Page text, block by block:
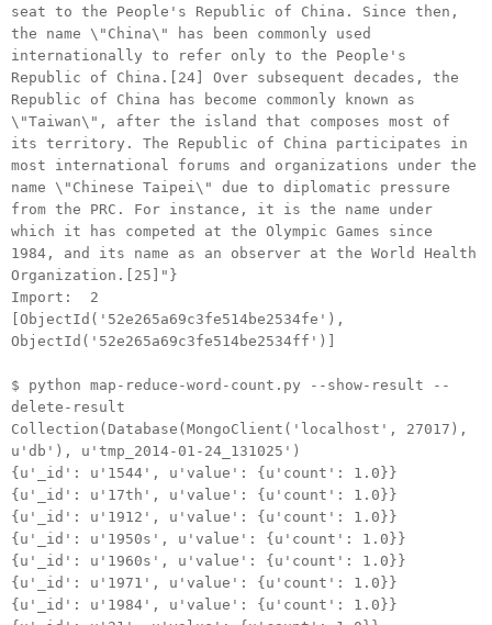
seat to the People's Republic of China. Since then,
the name \"China\" has been commonly used
internationally to refer only to the People's
Republic of China.[24] Over subsequent decades, the
Republic of China has become commonly known as
\"Taiwan\", after the island that composes most of
its territory. The Republic of China participates in
most international forums and organizations under the
name \"Chinese Taipei\" due to diplomatic pressure
from the PRC. For instance, it is the name under
which it has competed at the Olympic Games since
1984, and its name as an observer at the World Health
Organization.[25]"}
Import: 2
[ObjectId('52e265a69c3fe514be2534fe'),
ObjectId('52e265a69c3fe514be2534ff')]
$ python map-reduce-word-count.py --show-result --
delete-result
Collection(Database(MongoClient('localhost', 27017),
u'db'), u'tmp_2014-01-24_131025')
{u'_id': u'1544', u'value': {u'count': 1.0}}
{u'_id': u'17th', u'value': {u'count': 1.0}}
{u'_id': u'1912', u'value': {u'count': 1.0}}
{u'_id': u'1950s', u'value': {u'count': 1.0}}
{u'_id': u'1960s', u'value': {u'count': 1.0}}
{u'_id': u'1971', u'value': {u'count': 1.0}}
{u'_id': u'1984', u'value': {u'count': 1.0}}